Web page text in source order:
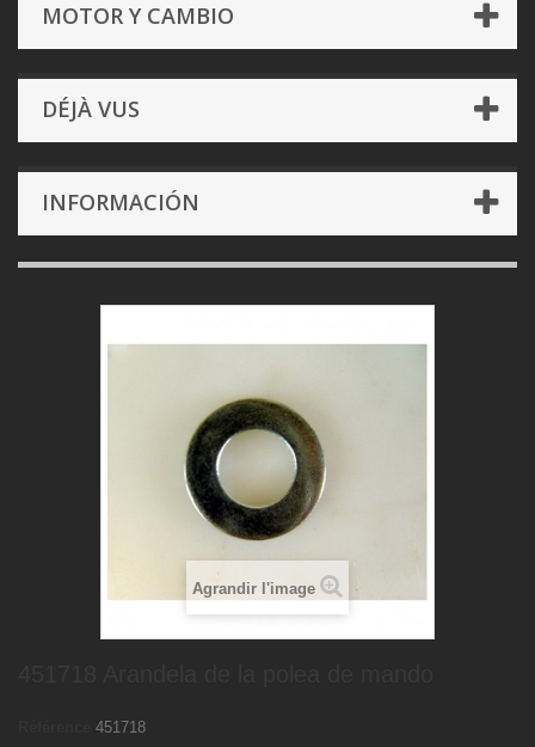
MOTOR Y CAMBIO
DÉJÀ VUS
INFORMACIÓN
Agrandir l'image
451718